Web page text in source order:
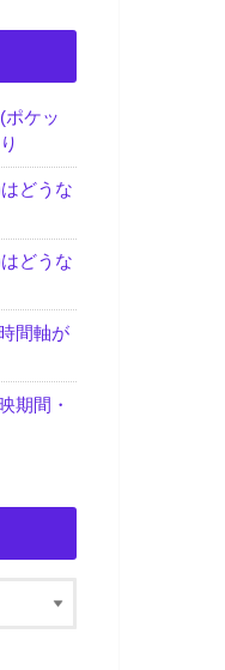
ポケッ
どうな
どうな
間軸が
期間・